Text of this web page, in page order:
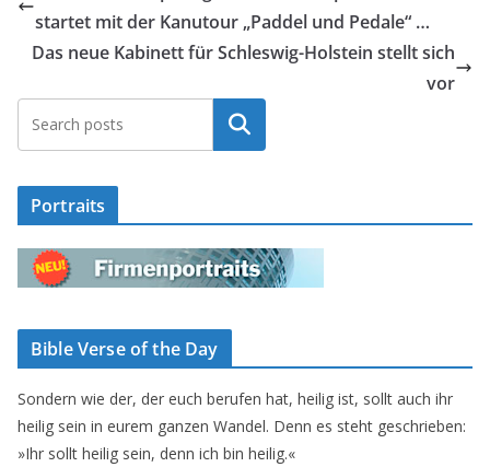
startet mit der Kanutour „Paddel und Pedale“ …
Das neue Kabinett für Schleswig-Holstein stellt sich
vor
Suchen
Portraits
Bible Verse of the Day
Sondern wie der, der euch berufen hat, heilig ist, sollt auch ihr
heilig sein in eurem ganzen Wandel. Denn es steht geschrieben:
»Ihr sollt heilig sein, denn ich bin heilig.«